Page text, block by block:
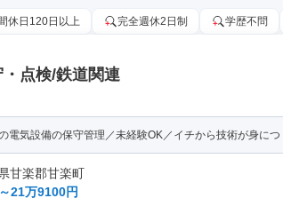
休日120日以上 完全週休2日制 学歴不問
点検/鉄道関連
電気設備の保守管理／未経験OK／イチから技術が身に
甘楽郡甘楽町
21万9100円